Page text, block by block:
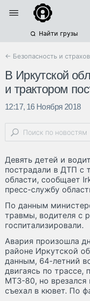
Найти грузы
← Безопасность и
В Иркутской
и трактором
12:17, 16 Ноября 2018
Девять детей и
пострадали в ДТП с
области, сообщает
пресс-службу
По данным
травмы, водителя с
госпитализировали.
Авария произошла
районе Иркутской
данным, 64-летний
двигаясь по трассе,
МТЗ-80, но врезался
съехал в кювет. По